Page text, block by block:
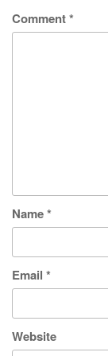
Comment*
Name*
Email *
Website